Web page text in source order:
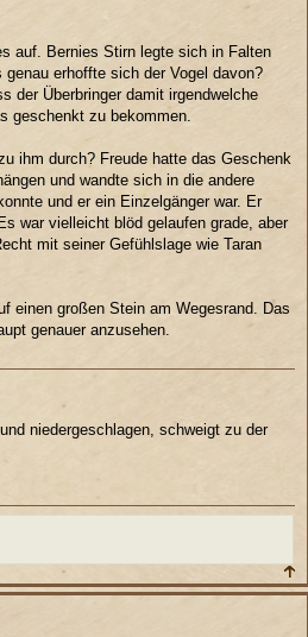
auf. Bernies Stirn legte sich in Falten
erhoffte sich der Vogel davon?
der Überbringer damit irgendwelche
geschenkt zu bekommen.
ihm durch? Freude hatte das Geschenk
und wandte sich in die andere
und er ein Einzelgänger war. Er
war vielleicht blöd gelaufen grade, aber
mit seiner Gefühlslage wie Taran
einen großen Stein am Wegesrand. Das
genauer anzusehen.
niedergeschlagen, schweigt zu der